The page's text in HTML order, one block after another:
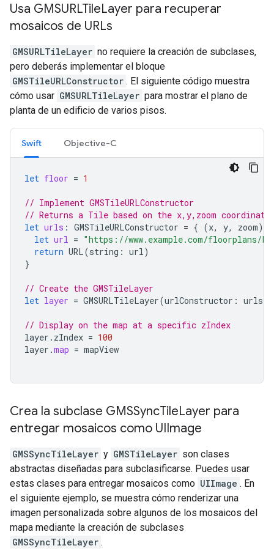
Usa GMSURLTileLayer para recuperar
mosaicos de URLs
GMSURLTileLayer no requiere la creación de subclases,
pero deberás implementar el bloque
GMSTileURLConstructor . El siguiente código muestra
cómo usar GMSURLTileLayer para mostrar el plano de
planta de un edificio de varios pisos.
Swift Objective-C
let floor = 1
// Implement GMSTileURLConstructor
// Returns a Tile based on the x,y,zoom
let urls : GMSTileURLConstructor = { (x, y, zoom)
let url = "https://www.example.com/floorplans/L
return URL(string : url)
}
// Create the GMSTileLayer
let layer = GMSURLTileLayer(urlConstructor : urls
// Display on the map at a specific zIndex
layer . zIndex = 100
layer .map = mapView
Crea la subclase GMSSyncTileLayer para
entregar mosaicos como UIImage
GMSSyncTileLayer y GMSTileLayer son clases
abstractas diseñadas para subclasificarse. Puedes usar
estas clases para entregar mosaicos como UIImage . En
el siguiente ejemplo, se muestra cómo renderizar una
imagen personalizada sobre algunos de los mosaicos del
mapa mediante la creación de subclases
GMSSyncTileLayer .